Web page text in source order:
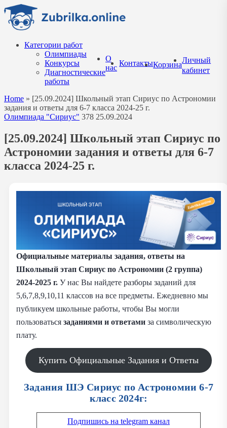
Перейти
содержанию
Категории работ
Олимпиады
Конкурсы
Диагностические
работы
О
нас
КонтактыКорзина
Личный
кабинет
Home » [25.09.2024] Школьный этап Сириус по Астрономии
задания и ответы для 6-7 класса 2024-25 г.
Олимпиада "Сириус" 378 25.09.2024
[25.09.2024] Школьный этап Сириус по
Астрономии задания и ответы для 6-7
класса 2024-25 г.
Официальные материалы задания, ответы на
Школьный этап Сириус по Астрономии (2 группа)
2024-2025 г. У нас Вы найдете разборы заданий для
5,6,7,8,9,10,11 классов на все предметы. Ежедневно мы
публикуем школьные работы, чтобы Вы могли
пользоваться заданиями и ответами за символическую
плату.
Купить Официальные Задания и Ответы
Задания ШЭ Сириус по Астрономии 6-7
класс 2024г:
Подпишись на telegram канал